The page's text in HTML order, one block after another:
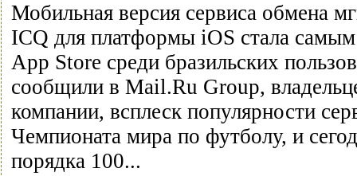
Мобильная версия сервиса обмена
ICQ для платформы iOS стала
App Store среди бразильских
сообщили в Mail.Ru Group,
компании, всплеск популярности
Чемпионата мира по футболу, и
порядка 100...